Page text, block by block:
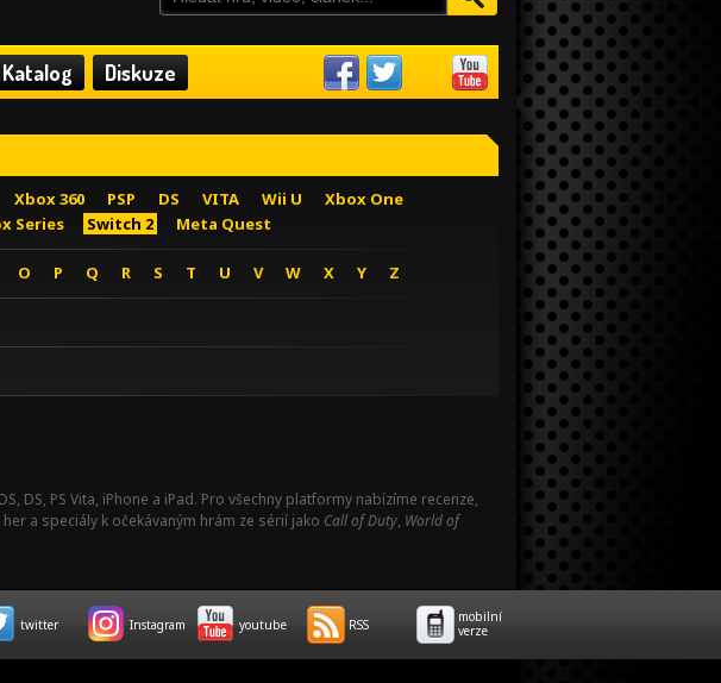
Katalog Diskuze
Xbox 360 PSP DS VITA Wii U
Xbox One
Series Switch 2 Meta Quest
O P Q R S T U V W X Y Z
DS, PS Vita, iPhone a iPad. Pro všechny platformy nabízíme recenze,
a speciály k očekávaným hrám ze sérií jako Call of Duty, World of
twitter Instagram youtube RSS
mobilní
verze